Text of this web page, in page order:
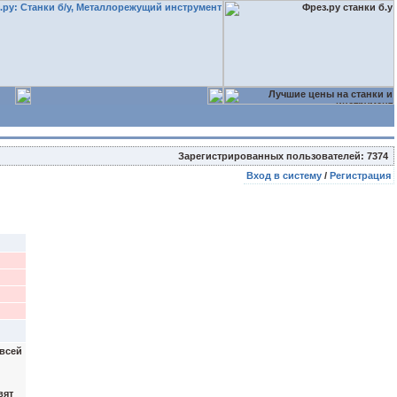
Зарегистрированных пользователей: 7374
Вход в систему / Регистрация